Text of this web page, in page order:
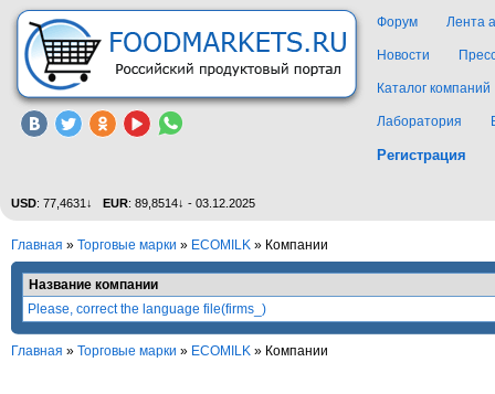
Форум Лента
Новости
Каталог компаний
Лаборатория
Регистрация
USD: 77,4631↓ EUR: 89,8514↓ - 03.12.2025
Главная » Торговые марки » ECOMILK » Компании
Название компании
Please, correct the language file(firms_)
Главная » Торговые марки » ECOMILK » Компании